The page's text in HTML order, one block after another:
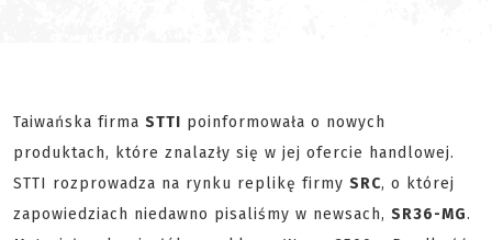
Taiwańska firma STTI poinformowała o nowych
produktach, które znalazły się w jej ofercie handlowej.
STTI rozprowadza na rynku replikę firmy SRC, o której
zapowiedziach niedawno pisaliśmy w newsach, SR36-MG.